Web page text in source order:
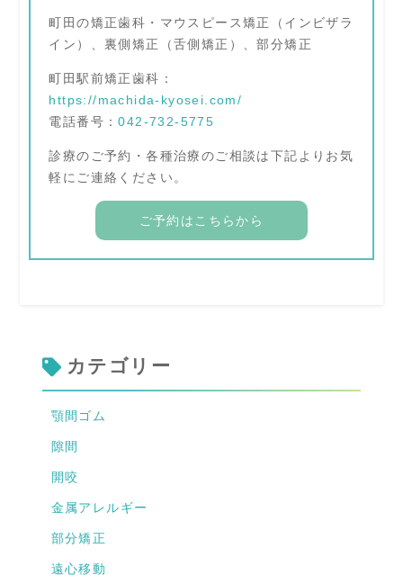
町田の矯正歯科・マウスピース矯正（インビザラ
イン）、裏側矯正（舌側矯正）、部分矯正
町田駅前矯正歯科：
https://machida-kyosei.com/
電話番号：042-732-5775
診療のご予約・各種治療のご相談は下記よりお気
軽にご連絡ください。
ご予約はこちらから
カテゴリー
顎間ゴム
隙間
開咬
金属アレルギー
部分矯正
遠心移動